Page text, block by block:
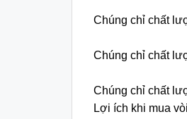
Chúng chỉ chất
Chúng chỉ chất
Chúng chỉ chất
Lợi ích khi mua